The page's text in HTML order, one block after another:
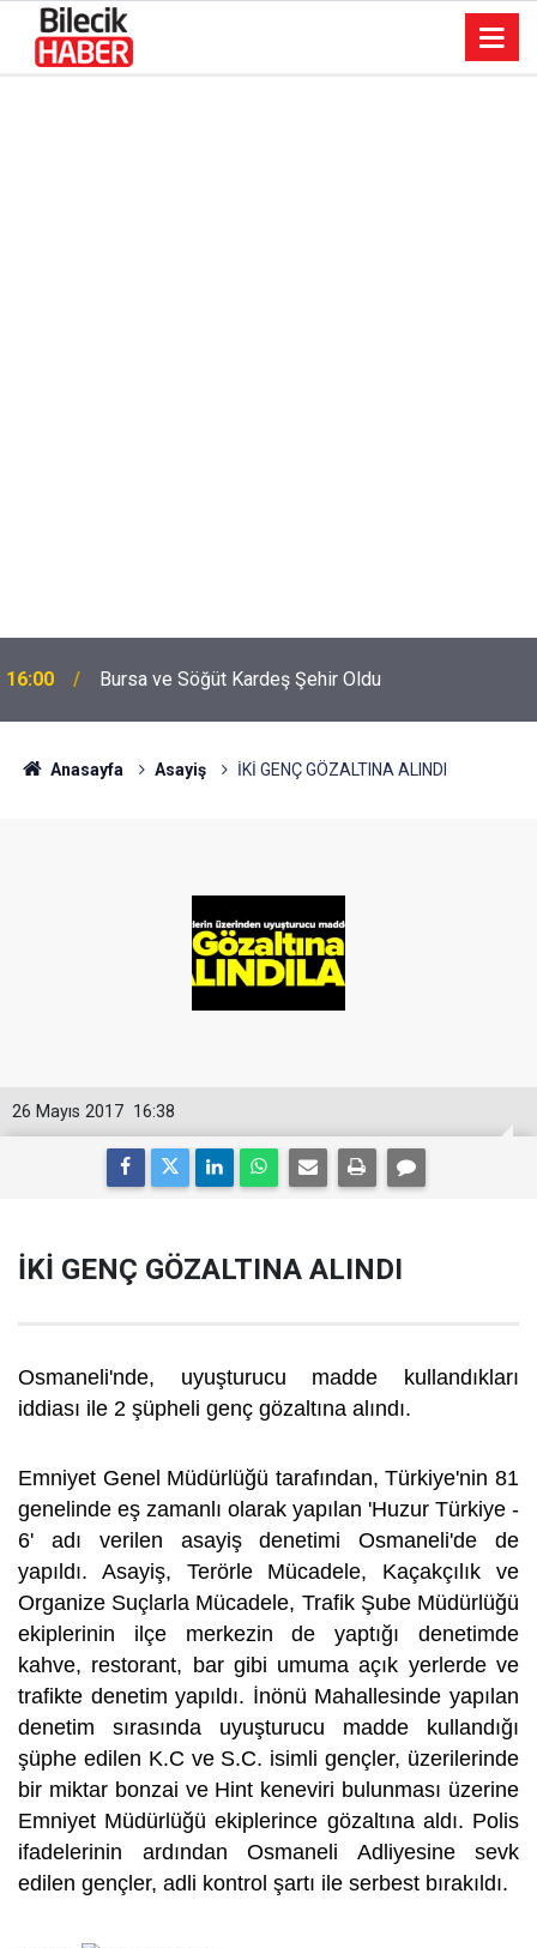
16:00 Bursa ve Söğüt Kardeş Şehir Oldu
Anasayfa Asayiş İKİ GENÇ GÖZALTINA ALINDI
16:38
26 Mayıs 2017
İKİ GENÇ GÖZALTINA ALINDI
Osmaneli'nde, uyuşturucu madde kullandıkları
iddiası ile 2 şüpheli genç gözaltına alındı.
Emniyet Genel Müdürlüğü tarafından, Türkiye'nin 81
genelinde eş zamanlı olarak yapılan 'Huzur Türkiye -
6' adı verilen asayiş denetimi Osmaneli'de de
yapıldı. Asayiş, Terörle Mücadele, Kaçakçılık ve
Organize Suçlarla Mücadele, Trafik Şube Müdürlüğü
ekiplerinin ilçe merkezin de yaptığı denetimde
kahve, restorant, bar gibi umuma açık yerlerde ve
trafikte denetim yapıldı. İnönü Mahallesinde yapılan
denetim sırasında uyuşturucu madde kullandığı
şüphe edilen K.C ve S.C. isimli gençler, üzerilerinde
bir miktar bonzai ve Hint keneviri bulunması üzerine
Emniyet Müdürlüğü ekiplerince gözaltına aldı. Polis
ifadelerinin ardından Osmaneli Adliyesine sevk
edilen gençler, adli kontrol şartı ile serbest bırakıldı.